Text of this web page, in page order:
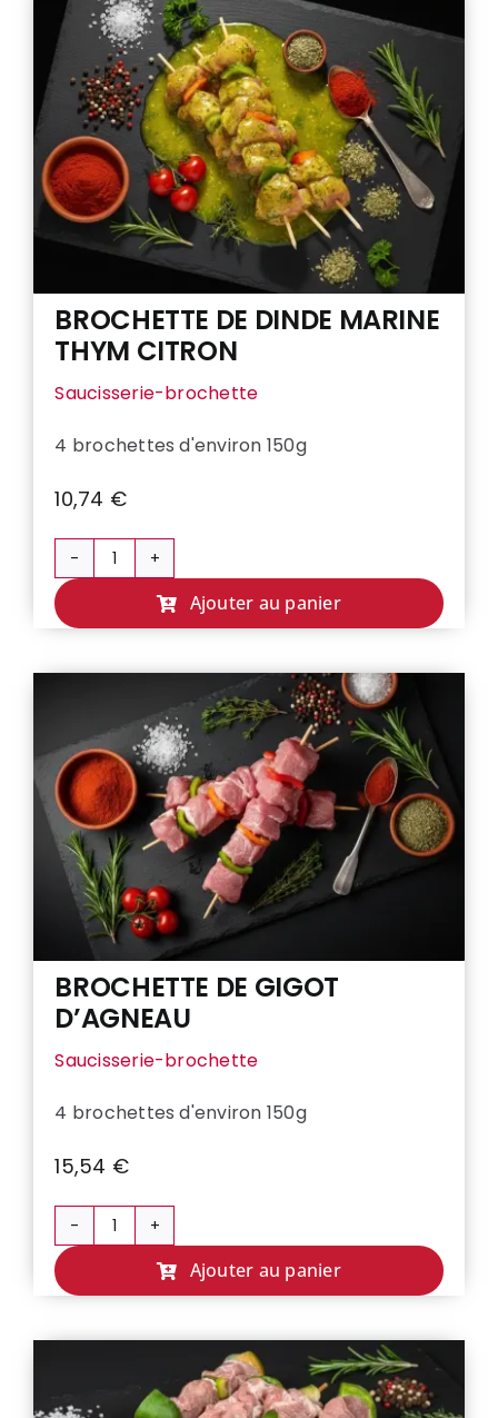
BROCHETTE DE DINDE MARINE
THYM CITRON
Saucisserie-brochette
4 brochettes d'environ 150g
10,74 €
quantité
BROCHETTE
DINDE
THYM
CITRON
Ajouter au panier
BROCHETTE DE GIGOT
D’AGNEAU
Saucisserie-brochette
4 brochettes d'environ 150g
15,54 €
quantité
BROCHETTE
GIGOT
Ajouter au panier